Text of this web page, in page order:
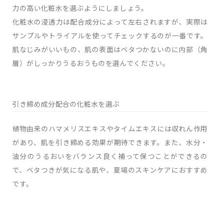
力の高い化粧水を選ぶようにしましょう。
化粧水の浸透力は配合成分によって左右されますが、実際は
サンプルやトライアルを使ってチェックするのが一番です。
肌なじみがいいもの、肌の表面はベタつかないのに内部（角
層）がしっかりうるおうものを選んでください。
引き締め成分配合の化粧水を選ぶ
植物由来のハマメリスエキスやタイムエキスには収れん作用
があり、肌を引き締める効果が期待できます。また、水分・
油分のうるおいをバランス良く補って保つことができるの
で、ベタつきが気になる肌や、夏場のスキンケアにおすすめ
です。